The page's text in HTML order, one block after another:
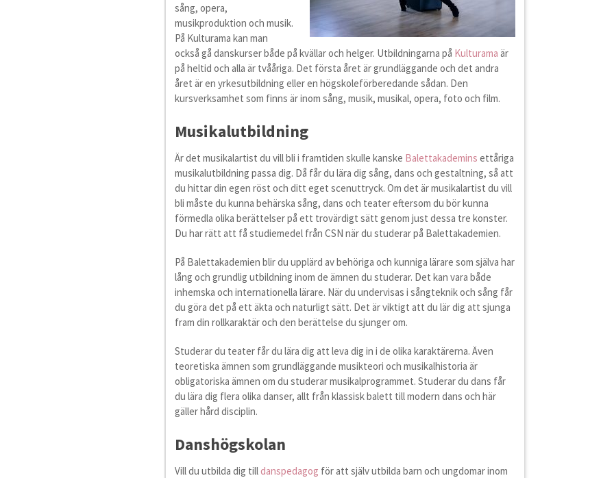
sång, opera,
musikproduktion och musik.
På Kulturama kan man
också gå danskurser både på kvällar och helger. Utbildningarna på Kulturama är
på heltid och alla är tvååriga. Det första året är grundläggande och det andra
året är en yrkesutbildning eller en högskoleförberedande sådan. Den
kursverksamhet som finns är inom sång, musik, musikal, opera, foto och film.
Musikalutbildning
Är det musikalartist du vill bli i framtiden skulle kanske Balettakademins ettåriga
musikalutbildning passa dig. Då får du lära dig sång, dans och gestaltning, så att
du hittar din egen röst och ditt eget scenuttryck. Om det är musikalartist du vill
bli måste du kunna behärska sång, dans och teater eftersom du bör kunna
förmedla olika berättelser på ett trovärdigt sätt genom just dessa tre konster.
Du har rätt att få studiemedel från CSN när du studerar på Balettakademien.
På Balettakademien blir du upplärd av behöriga och kunniga lärare som själva har
lång och grundlig utbildning inom de ämnen du studerar. Det kan vara både
inhemska och internationella lärare. När du undervisas i sångteknik och sång får
du göra det på ett äkta och naturligt sätt. Det är viktigt att du lär dig att sjunga
fram din rollkaraktär och den berättelse du sjunger om.
Studerar du teater får du lära dig att leva dig in i de olika karaktärerna. Även
teoretiska ämnen som grundläggande musikteori och musikalhistoria är
obligatoriska ämnen om du studerar musikalprogrammet. Studerar du dans får
du lära dig flera olika danser, allt från klassisk balett till modern dans och här
gäller hård disciplin.
Danshögskolan
Vill du utbilda dig tilldanspedagog för att själv utbilda barn och ungdomar inom